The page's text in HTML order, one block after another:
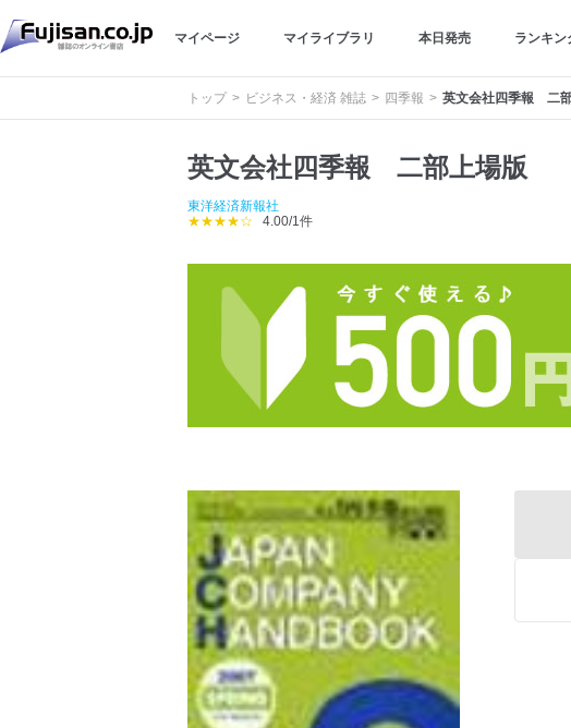
マイページ マイライブラリ 本日発売 ランキン
トップ ビジネス・経済 雑誌 四季報 英文会社四季報 二
英文会社四季報 二部上場版
東洋経済新報社
★★★★☆
4.00/1件